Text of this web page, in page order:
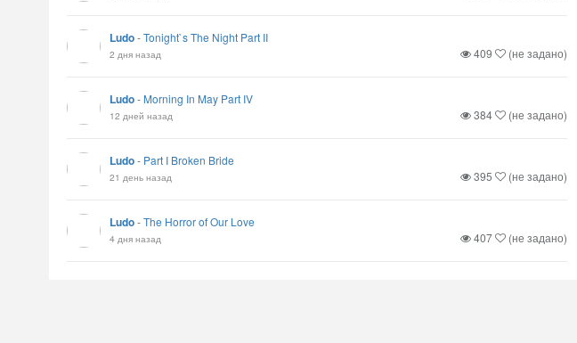
Ludo-Tonight`s The Night Part II
2 дня назад 409 (не задано)
Ludo- Morning In May Part IV
12 дней назад 384 (не задано)
Ludo- Part I Broken Bride
21 день назад 395 (не задано)
Ludo-The Horror of Our Love
4 дня назад 407 (не задано)